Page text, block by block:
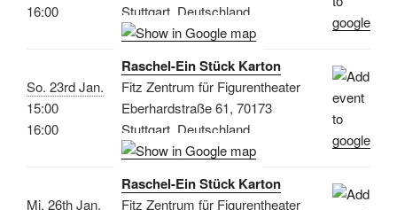
16:00
Stuttgart, Deutschland
So. 23rd Jan.
15:00
16:00
Raschel-Ein Stück Karton
Fitz Zentrum für Figurentheater
Eberhardstraße 61, 70173
Stuttgart, Deutschland
Mi. 26th Jan.
Raschel-Ein Stück Karton
Fitz Zentrum für Figurentheater